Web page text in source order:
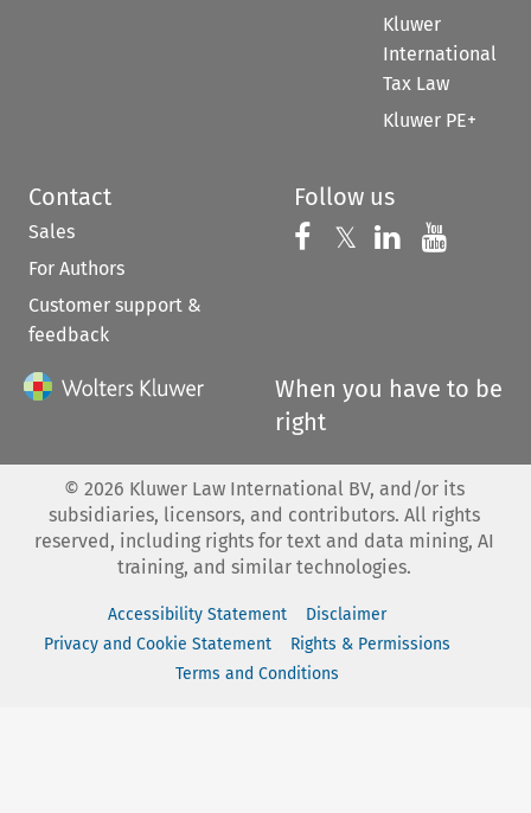
Kluwer
International
Tax Law
Kluwer PE+
Contact
Sales
For Authors
Customer support &
feedback
Follow us
Follow us on
𝕏 Follow us on
Follow us
When you have to be
right
© 2026 Kluwer Law International BV, and/or its
subsidiaries, licensors, and contributors. All rights
reserved, including rights for text and data mining, AI
training, and similar technologies.
Accessibility Statement
Disclaimer
Privacy and Cookie Statement
Rights & Permissions
Terms and Conditions